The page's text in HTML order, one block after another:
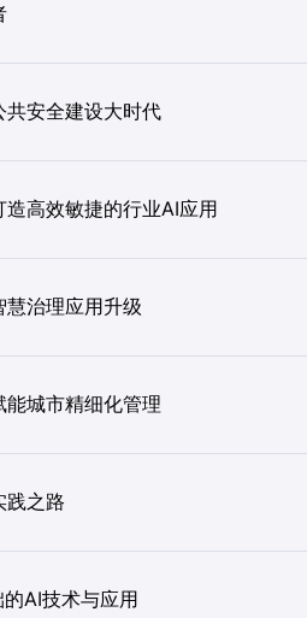
安全建设大时代
高效敏捷的行业AI应用
慧治理应用升级
城市精细化管理
践之路
AI技术与应用